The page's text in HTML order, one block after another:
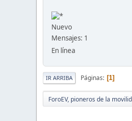
Nuevo
Mensajes: 1
En línea
IR ARRIBA Páginas 1
ForoEV, pioneros de la